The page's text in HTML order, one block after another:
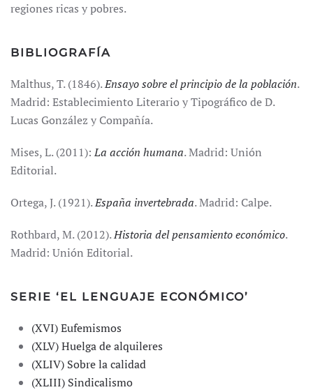
regiones ricas y pobres.
BIBLIOGRAFÍA
Malthus, T. (1846).Ensayo sobre el principio de la población.
Madrid: Establecimiento Literario y Tipográfico de D.
Lucas González y Compañía.
Mises, L. (2011):La acción humana. Madrid: Unión
Editorial.
Ortega, J. (1921).España invertebrada. Madrid: Calpe.
Rothbard, M. (2012).Historia del pensamiento económico.
Madrid: Unión Editorial.
SERIE ‘EL LENGUAJE ECONÓMICO’
(XVI) Eufemismos
(XLV) Huelga de alquileres
(XLIV) Sobre la calidad
(XLIII) Sindicalismo